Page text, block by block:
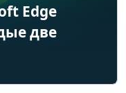
Edge
две